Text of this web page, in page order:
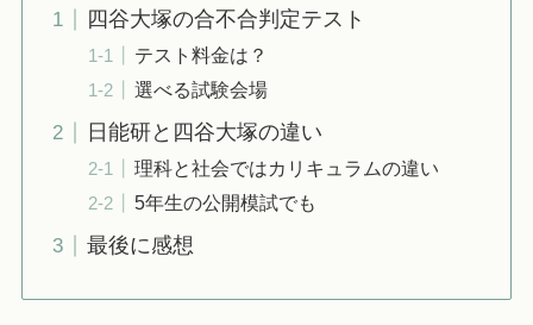
四谷大塚の合不合判定テスト
テスト料金は？
選べる試験会場
日能研と四谷大塚の違い
理科と社会ではカリキュラムの違い
5年生の公開模試でも
最後に感想